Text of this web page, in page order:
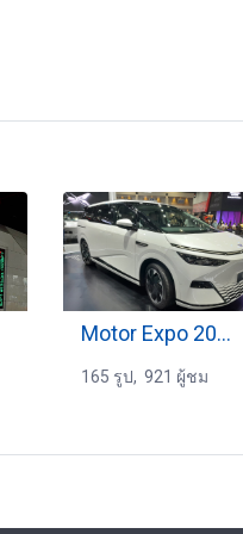
Motor Expo 2024 (3)
165 รูป, 921 ผู้ชม